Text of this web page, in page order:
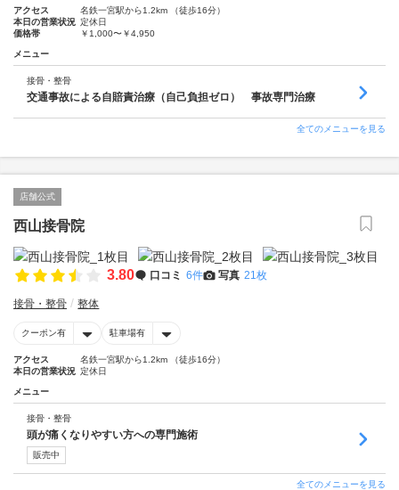
アクセス
名鉄一宮駅から1.2km （徒歩16分）
本日の営業状況 定休日
価格帯
￥1,000〜￥4,950
メニュー
接骨・整骨
交通事故による自賠責治療（自己負担ゼロ） 事故専門治療
全てのメニューを見る
店舗公式
西山接骨院
3.80 口コミ 6件 写真 21枚
接骨・整骨 整体
クーポン有 駐車場有
アクセス
名鉄一宮駅から1.2km （徒歩16分）
本日の営業状況 定休日
メニュー
接骨・整骨
頭が痛くなりやすい方への専門施術
販売中
全てのメニューを見る